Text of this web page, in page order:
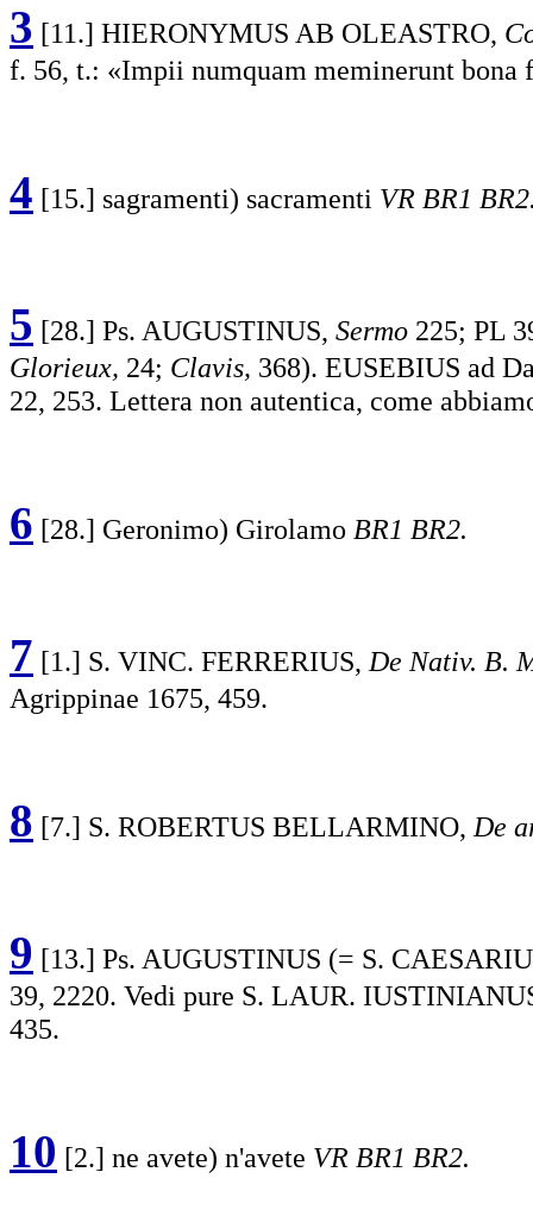
3 [11.] HIERONYMUS AB OLEASTRO,
f. 56, t.: «Impii numquam meminerunt bona
4 [15.] sagramenti) sacramenti VR BR1
5 [28.] Ps. AUGUSTINUS, Sermo 225; PL
Glorieux, 24; Clavis, 368). EUSEBIUS ad
22, 253. Lettera non autentica, come
6 [28.] Geronimo) Girolamo BR1 BR2.
7 [1.] S. VINC. FERRERIUS, De Nativ. B.
Agrippinae 1675, 459.
8 [7.] S. ROBERTUS BELLARMINO, De
9 [13.] Ps. AUGUSTINUS (= S.
39, 2220. Vedi pure S. LAUR.
435.
10 [2.] ne avete) n'avete VR BR1 BR2.